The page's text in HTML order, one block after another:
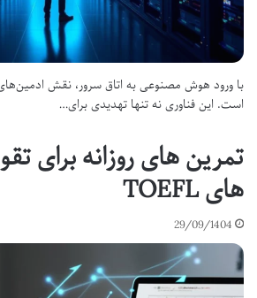
با ورود هوش مصنوعی به اتاق سرور، نقش
است. این فناوری نه تنها تهدیدی برای…
تمرین های روزانه برای
های TOEFL
29/09/1404